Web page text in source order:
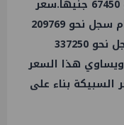
سعر سبيكة الذهب 10 جرام سجل نحو 67450 جنيهًا.سعر
الأونصة (الأوقية) تحتوي على 31.1 جرام سجل نحو 209769
جنيهًا.سعر سبيكة الذهب 50 جرام سجل نحو 337250
ويساوي هذا السعر
بناء على